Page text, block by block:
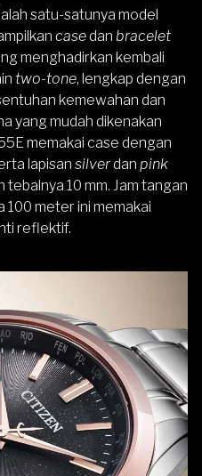
satu-satunya model
casedan bracelet
menghadirkan kembali
two-tone, lengkap dengan
kemewahan dan
yang mudah dikenakan
memakai case dengan
lapisan silverdan pink
10 mm. Jam tangan
100 meter ini memakai
reflektif.